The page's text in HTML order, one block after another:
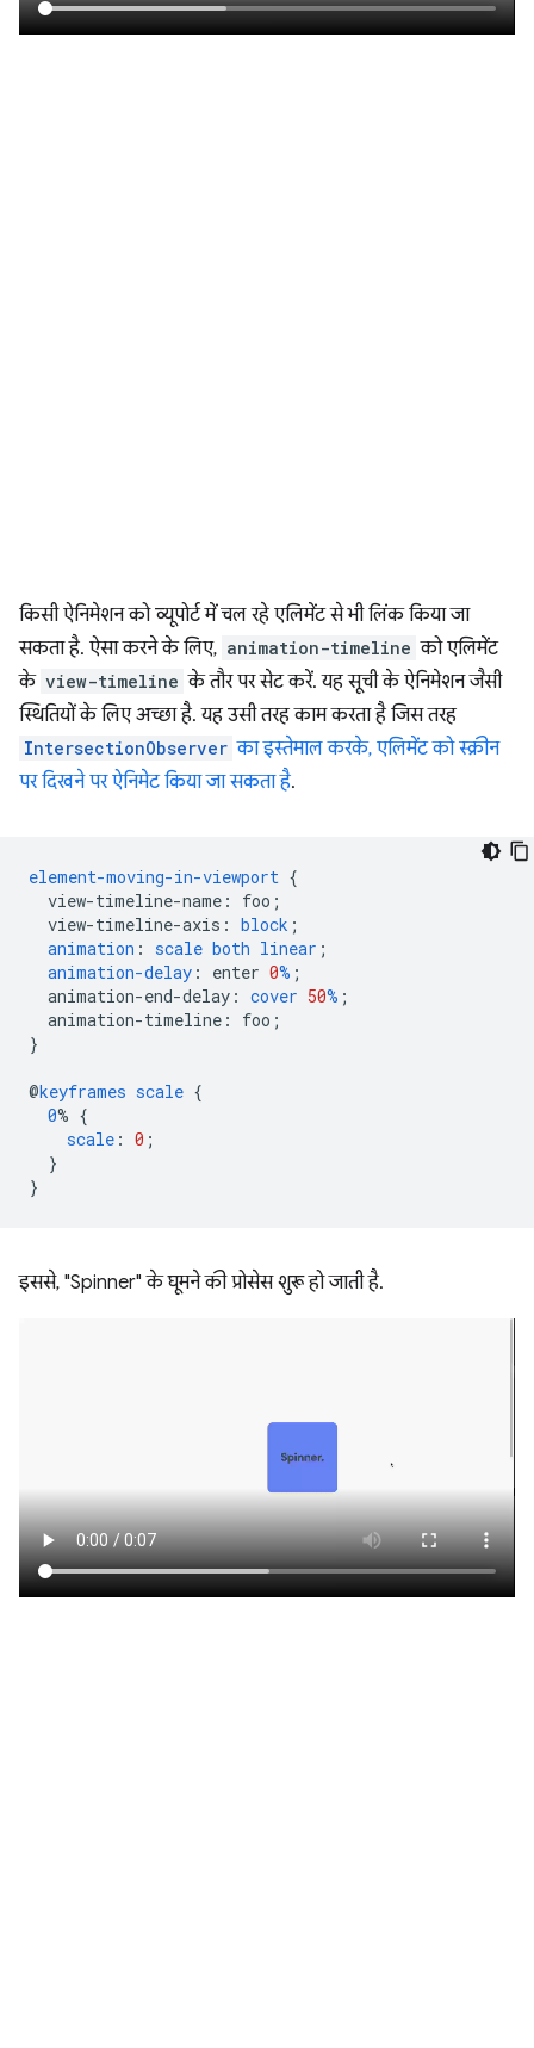
किसी ऐनिमेशन को व्यूपोर्ट में चल रहे एलिमेंट से भी लिंक किया जा
सकता है. ऐसा करने के लिए, animation-timeline को एलिमेंट
के view-timeline के तौर पर सेट करें. यह सूची के ऐनिमेशन जैसी
स्थितियों के लिए अच्छा है. यह उसी तरह काम करता है जिस तरह
IntersectionObserver का इस्तेमाल करके, एलिमेंट को स्क्रीन
पर दिखने पर ऐनिमेट किया जा सकता है.
element-moving-in-viewport {
view-timeline-name : foo ;
view-timeline-axis : block ;
animation : scale both linear ;
animation-delay : enter 0% ;
animation-end-delay : cover 50% ;
animation-timeline : foo ;
}
@keyframes scale {
0% {
scale : 0 ;
}
}
इससे, "Spinner" के घूमने की प्रोसेस शुरू हो जाती है.